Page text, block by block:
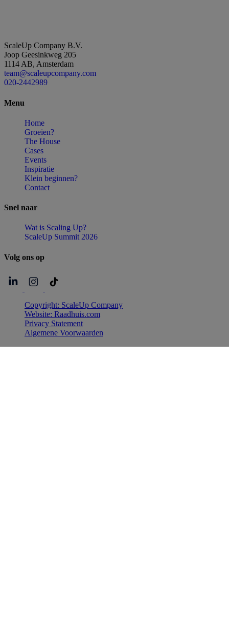
ScaleUp Company B.V.
Joop Geesinkweg 205
1114 AB, Amsterdam
team@scaleupcompany.com
020-2442989
Menu
Home
Groeien?
The House
Cases
Events
Inspiratie
Klein beginnen?
Contact
Snel naar
Wat is Scaling Up?
ScaleUp Summit 2026
Volg ons op
Copyright: ScaleUp Company
Website: Raadhuis.com
Privacy Statement
Algemene Voorwaarden